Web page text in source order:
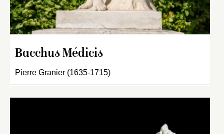
Bacchus Médicis
Pierre Granier (1635-1715)